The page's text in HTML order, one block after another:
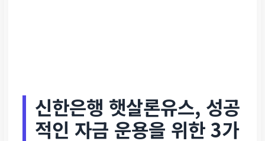
신한은행 햇살론유스, 성공
적인 자금 운용을 위한 3가